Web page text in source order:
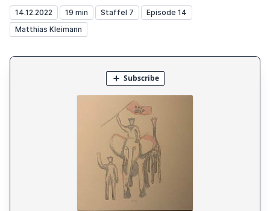
14.12.2022 19 min Staffel 7
Episode 14
Matthias Kleimann